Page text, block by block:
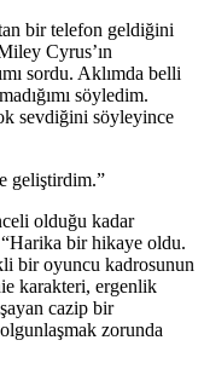
bir telefon geldiğini
Cyrus’ın
sordu. Aklımda belli
söyledim.
sevdiğini söyleyince
geliştirdim.”
olduğu kadar
“Harika bir hikaye oldu.
bir oyuncu kadrosunun
karakteri, ergenlik
cazip bir
zorunda